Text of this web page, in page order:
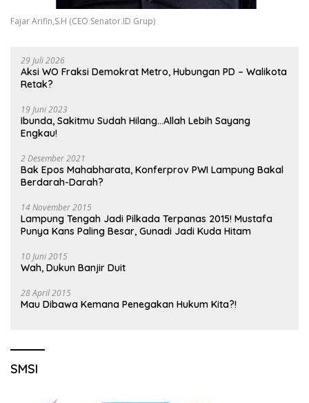
Fajar Arifin,S.H (CEO Senator.ID Grup)
29 Juli 2026
Aksi WO Fraksi Demokrat Metro, Hubungan PD – Walikota
Retak?
19 Juni 2023
Ibunda, Sakitmu Sudah Hilang…Allah Lebih Sayang
Engkau!
2 Desember 2021
Bak Epos Mahabharata, Konferprov PWI Lampung Bakal
Berdarah-Darah?
14 November 2015
Lampung Tengah Jadi Pilkada Terpanas 2015! Mustafa
Punya Kans Paling Besar, Gunadi Jadi Kuda Hitam
10 Juni 2015
Wah, Dukun Banjir Duit
28 April 2015
Mau Dibawa Kemana Penegakan Hukum Kita?!
SMSI